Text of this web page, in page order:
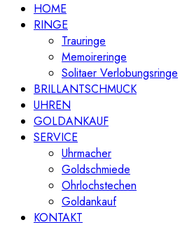
HOME
RINGE
Trauringe
Memoireringe
Solitaer Verlobungsringe
BRILLANTSCHMUCK
UHREN
GOLDANKAUF
SERVICE
Uhrmacher
Goldschmiede
Ohrlochstechen
Goldankauf
KONTAKT